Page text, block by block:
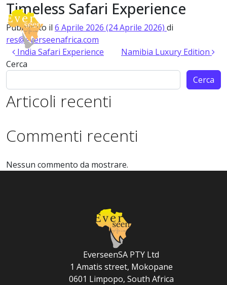
Vai al contenuto
Navigazione principale
Timeless Safari Experience
Pubblicato il 6 Aprile 2026 (24 Aprile 2026) di
res@everseenafrica.com
Navigazione articoli
India Safari Experience
Namibia Luxury Edition
Cerca
Cerca
Articoli recenti
Commenti recenti
Nessun commento da mostrare.
EverseenSA PTY Ltd
1 Amatis street, Mokopane
0601 Limpopo, South Africa